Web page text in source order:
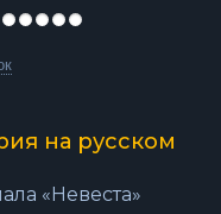
на русском
«Невеста»